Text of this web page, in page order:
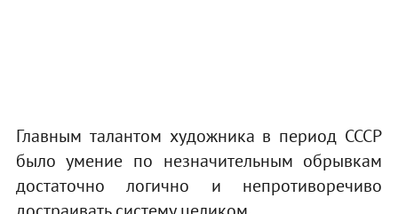
Главным талантом художника в период СССР
было умение по незначительным обрывкам
достаточно логично и непротиворечиво